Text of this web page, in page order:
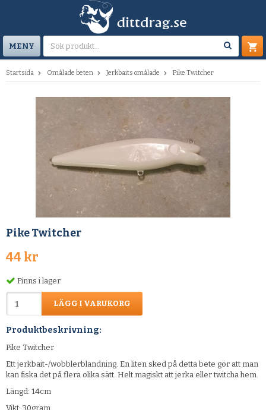
MENY
Startsida Omålade beten Jerkbaits omålade Pike Twitcher
Pike Twitcher
44 kr
Finns i lager
LÄGG I VARUKORG
Produktbeskrivning:
Pike Twitcher
Ett jerkbait-/wobblerblandning. En liten sked på detta bete gör att man
kan fiska det på flera olika sätt. Helt magiskt att jerka eller twitcha hem.
Längd: 14cm
Vikt: 30gram